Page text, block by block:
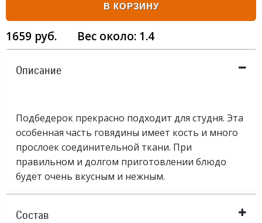
В КОРЗИНУ
1659 руб. Вес около: 1.4
Описание
Подбедерок прекрасно подходит для студня. Эта
особенная часть говядины имеет кость и много
прослоек соединительной ткани. При
правильном и долгом приготовлении блюдо
будет очень вкусным и нежным.
Состав